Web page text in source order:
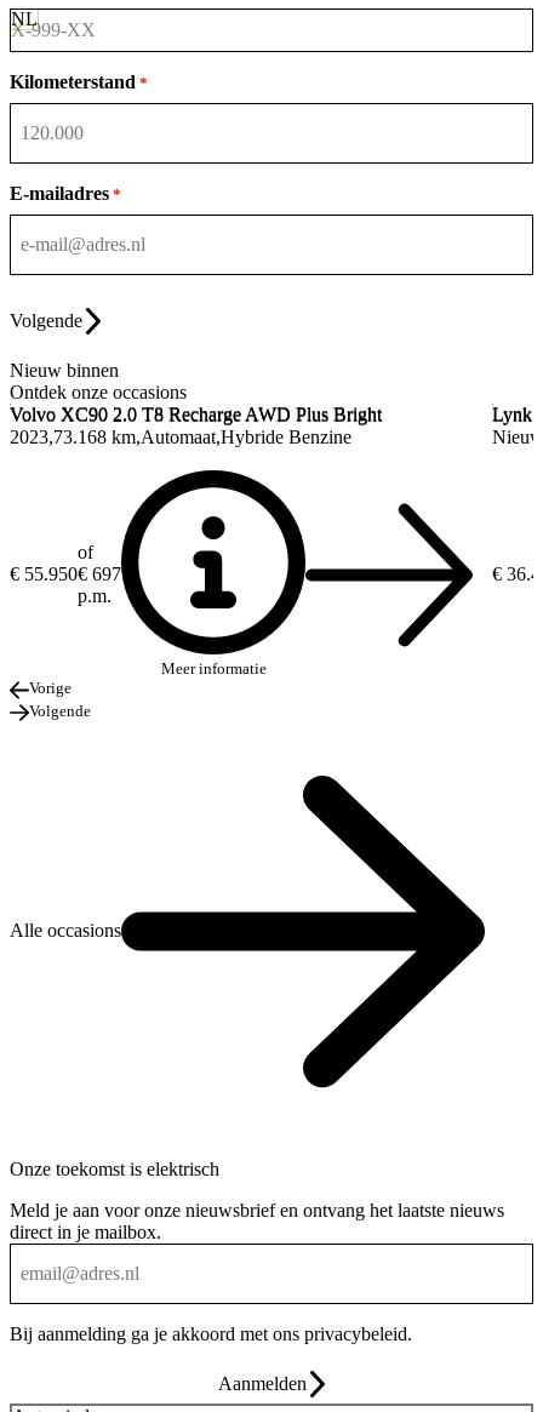
Kilometerstand *
E-mailadres *
Volgende
Nieuw binnen
Ontdek onze occasions
Volvo XC90 2.0 T8 Recharge AWD Plus Bright
2023 73.168 km Automaat Hybride Benzine
€ 55.950
of
€ 697
p.m.
Meer informatie
Volvo XC90 2.0 T8 Recharge AWD Plus Bright
Lynk
€
Lynk
Vorige
Volgende
Alle occasions
Onze toekomst is elektrisch
Meld je aan voor onze nieuwsbrief en ontvang het laatste nieuws
direct in je mailbox.
Bij aanmelding ga je akkoord met ons privacybeleid.
Aanmelden